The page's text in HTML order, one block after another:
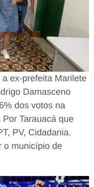
ex-prefeita Marilete
Damasceno
dos votos na
Tarauacá que
PV, Cidadania.
o município de